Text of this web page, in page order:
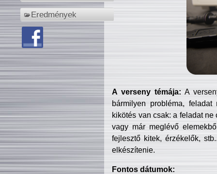
Eredmények
A verseny témája: A
bármilyen probléma, feladat
kikötés van csak: a feladat
vagy már meglévő
fejlesztő kitek, érzékelők,
elkészítenie.
Fontos dátumok: